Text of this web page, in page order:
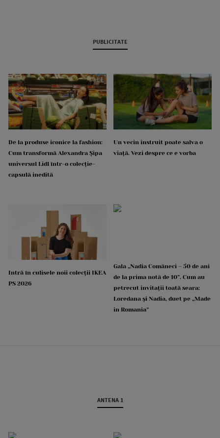
PUBLICITATE
De la produse iconice la fashion:
Cum transformă Alexandra Șipa
universul Lidl într-o colecție-
capsulă inedită
Un vecin instruit poate salva o
viață. Vezi despre ce e vorba
Intră în culisele noii colecții IKEA
PS 2026
Gala „Nadia Comăneci – 50 de ani
de la prima notă de 10”. Cum au
petrecut invitații toată seara:
Loredana și Nadia, duet pe „Made
in Romania”
ANTENA 1